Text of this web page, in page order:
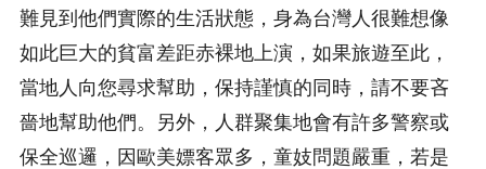
難見到他們實際的生活狀態，身為台灣人很難想像
如此巨大的貧富差距赤裸地上演，如果旅遊至此，
當地人向您尋求幫助，保持謹慎的同時，請不要吝
嗇地幫助他們。另外，人群聚集地會有許多警察或
保全巡邏，因歐美嫖客眾多，童妓問題嚴重，若是